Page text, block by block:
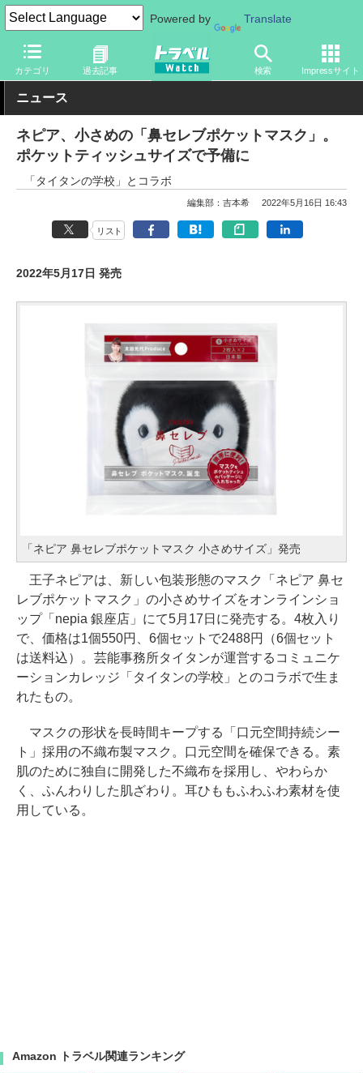
Powered by Translate
カテゴリ 過去記事 検索 Impressサイト
トラベル Watch 旅のアイテム
ニュース
ネピア、小さめの「鼻セレブポケットマスク」。
ポケットティッシュサイズで予備に
「タイタンの学校」とコラボ
編集部：吉本希 2022年5月16日 16:43
リスト
2022年5月17日 発売
「ネピア 鼻セレブポケットマスク 小さめサイズ」発売
王子ネピアは、新しい包装形態のマスク「ネピア 鼻セ
レブポケットマスク」の小さめサイズをオンラインショ
ップ「nepia 銀座店」にて5月17日に発売する。4枚入り
で、価格は1個550円、6個セットで2488円（6個セット
は送料込）。芸能事務所タイタンが運営するコミュニケ
ーションカレッジ「タイタンの学校」とのコラボで生ま
れたもの。
マスクの形状を長時間キープする「口元空間持続シー
ト」採用の不織布製マスク。口元空間を確保できる。素
肌のために独自に開発した不織布を採用し、やわらか
く、ふんわりした肌ざわり。耳ひももふわふわ素材を使
用している。
Amazon トラベル関連ランキング